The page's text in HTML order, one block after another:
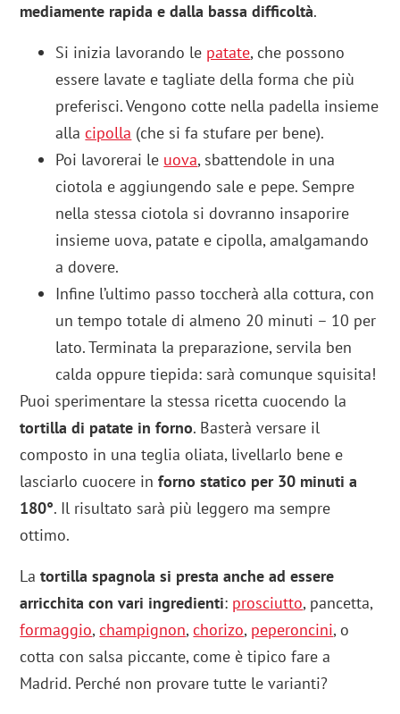
mediamente rapida e dalla bassa difficoltà.
Si inizia lavorando le patate, che possono
essere lavate e tagliate della forma che più
preferisci. Vengono cotte nella padella insieme
allacipolla (che si fa stufare per bene).
Poi lavorerai le uova, sbattendole in una
ciotola e aggiungendo sale e pepe. Sempre
nella stessa ciotola si dovranno insaporire
insieme uova, patate e cipolla, amalgamando
a dovere.
Infine l’ultimo passo toccherà alla cottura, con
un tempo totale di almeno 20 minuti – 10 per
lato. Terminata la preparazione, servila ben
calda oppure tiepida: sarà comunque squisita!
Puoi sperimentare la stessa ricetta cuocendo la
tortilla di patate in forno. Basterà versare il
composto in una teglia oliata, livellarlo bene e
lasciarlo cuocere in forno statico per 30 minuti a
180°. Il risultato sarà più leggero ma sempre
ottimo.
Latortilla spagnola si presta anche ad essere
arricchita con vari ingredienti: prosciutto, pancetta,
formaggio,champignon,chorizo, peperoncini, o
cotta con salsa piccante, come è tipico fare a
Madrid. Perché non provare tutte le varianti?